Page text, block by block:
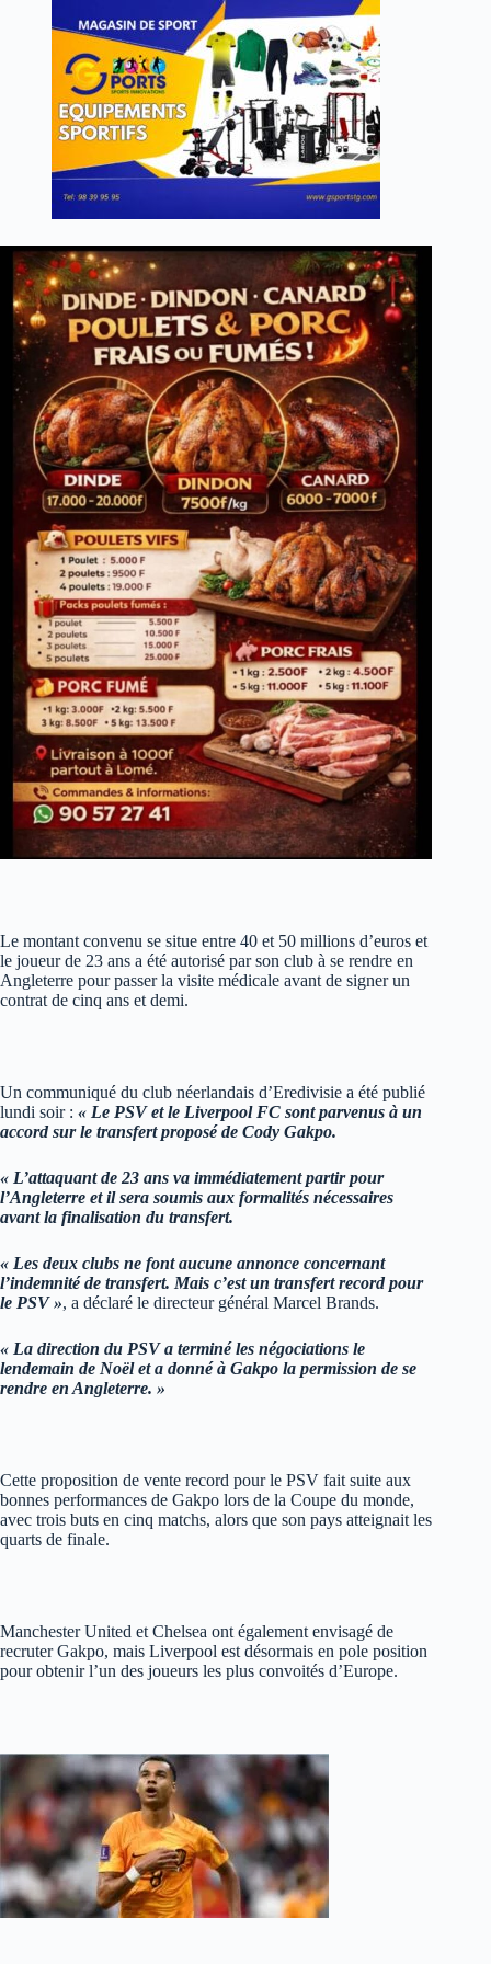
Le montant convenu se situe entre 40 et 50 millions d’euros et
le joueur de 23 ans a été autorisé par son club à se rendre en
Angleterre pour passer la visite médicale avant de signer un
contrat de cinq ans et demi.
Un communiqué du club néerlandais d’Eredivisie a été publié
lundi soir : « Le PSV et le Liverpool FC sont parvenus à un
accord sur le transfert proposé de Cody Gakpo.
« L’attaquant de 23 ans va immédiatement partir pour
l’Angleterre et il sera soumis aux formalités nécessaires
avant la finalisation du transfert.
« Les deux clubs ne font aucune annonce concernant
l’indemnité de transfert. Mais c’est un transfert record pour
le PSV », a déclaré le directeur général Marcel Brands.
« La direction du PSV a terminé les négociations le
lendemain de Noël et a donné à Gakpo la permission de se
rendre en Angleterre. »
Cette proposition de vente record pour le PSV fait suite aux
bonnes performances de Gakpo lors de la Coupe du monde,
avec trois buts en cinq matchs, alors que son pays atteignait les
quarts de finale.
Manchester United et Chelsea ont également envisagé de
recruter Gakpo, mais Liverpool est désormais en pole position
pour obtenir l’un des joueurs les plus convoités d’Europe.